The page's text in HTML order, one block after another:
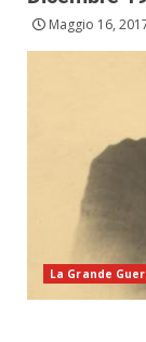
Maggio 16,
La Grande